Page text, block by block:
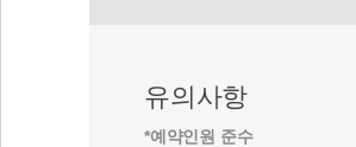
유의사항
*예약인원 준수